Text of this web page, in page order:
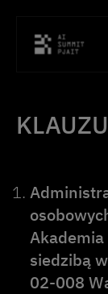
Prelegenci
Kontakt
siedzibą
02-008